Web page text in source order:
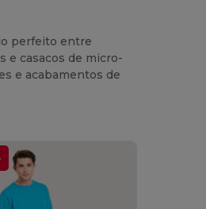
perfeito entre
e casacos de micro-
e acabamentos de